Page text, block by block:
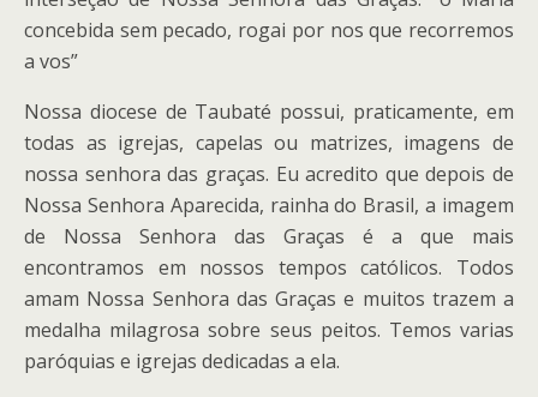
concebida sem pecado, rogai por nos que recorremos
a vos”
Nossa diocese de Taubaté possui, praticamente, em
todas as igrejas, capelas ou matrizes, imagens de
nossa senhora das graças. Eu acredito que depois de
Nossa Senhora Aparecida, rainha do Brasil, a imagem
de Nossa Senhora das Graças é a que mais
encontramos em nossos tempos católicos. Todos
amam Nossa Senhora das Graças e muitos trazem a
medalha milagrosa sobre seus peitos. Temos varias
paróquias e igrejas dedicadas a ela.